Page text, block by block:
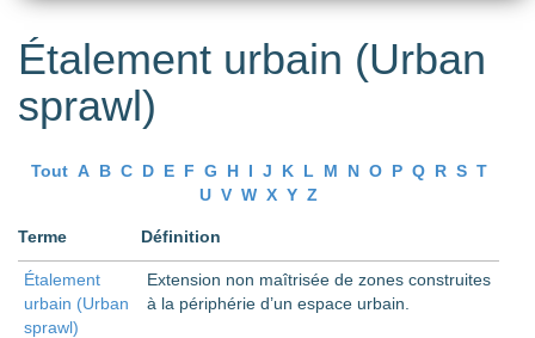
Étalement urbain (Urban
sprawl)
Tout A B C D E F G H I J K L M N O P Q R S T
U V W X Y Z
Terme Définition
Étalement
urbain (Urban
sprawl)
Extension non maîtrisée de zones construites
à la périphérie d’un espace urbain.